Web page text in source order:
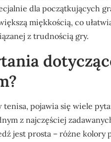
dla początkujących
miękkością, co
z trudnością gry.
pojawia się wiele
z najczęściej
jest prosta – różne kolory